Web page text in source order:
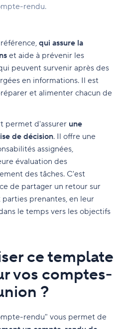
rendu.
qui assure la
et aide à prévenir les
peuvent survenir après des
en informations. Il est
et alimenter chacun de
permet d'assurer une
de décision. Il offre une
assignées,
évaluation des
des tâches. C'est
de partager un retour sur
prenantes, en leur
le temps vers les objectifs
ce template
vos comptes-
?
rendu" vous permet de